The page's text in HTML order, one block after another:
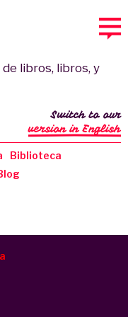
libros, libros, y
Biblioteca
Switch to our
version in English